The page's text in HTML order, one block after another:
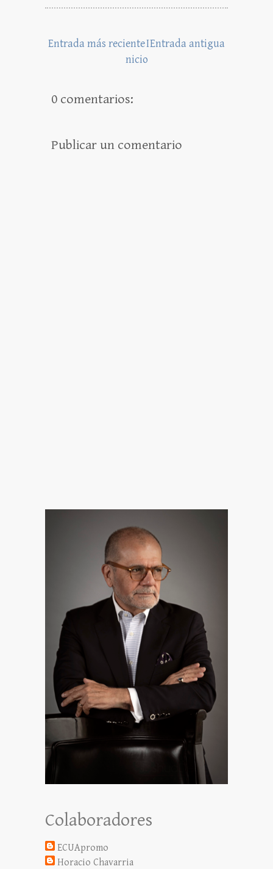
Entrada más reciente Entrada antigua
I
nicio
0 comentarios:
Publicar un comentario
Colaboradores
ECUApromo
Horacio Chavarria